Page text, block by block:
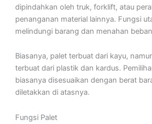
dipindahkan oleh truk, forklift, atau
penanganan material lainnya. Fungsi
melindungi barang dan menahan
Biasanya, palet terbuat dari kayu,
terbuat dari plastik dan kardus.
biasanya disesuaikan dengan berat
diletakkan di atasnya.
Fungsi Palet